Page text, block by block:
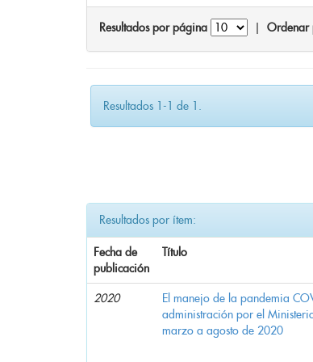
Resultados por página Ordenar
Resultados 1-1 de 1.
Resultados por ítem:
Fecha de
publicación
Título
2020
El manejo de la pandemia
administración por el
marzo a agosto de 2020